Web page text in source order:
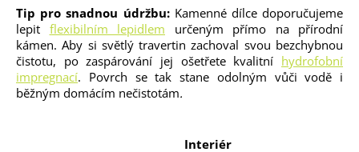
Tip pro snadnou údržbu:Kamenné dílce doporučujeme
lepit flexibilním lepidlem určeným přímo na přírodní
kámen. Aby si světlý travertin zachoval svou bezchybnou
čistotu, po zaspárování jej ošetřete kvalitní hydrofobní
impregnací. Povrch se tak stane odolným vůči vodě i
běžným domácím nečistotám.
Interiér